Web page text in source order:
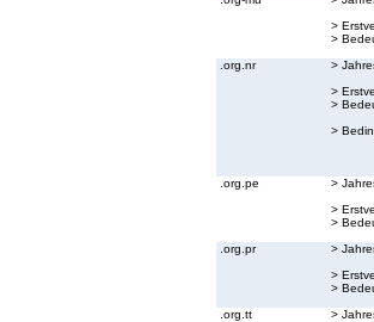
>
>
.org.nr
>
>
>
>
.org.pe
>
>
>
.org.pr
>
>
>
.org.tt
>